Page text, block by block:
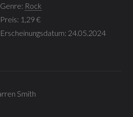
Genre: Rock
Preis: 1,29 €
Erscheinungsdatum: 24.05.2024
Smith